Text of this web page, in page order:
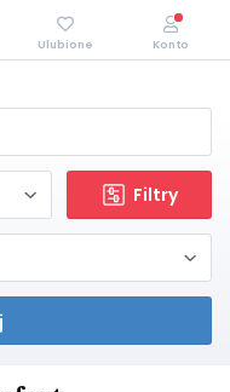
Filtry
Ulubione Konto